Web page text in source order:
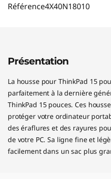
Référence4X40N18010
Présentation
La housse pour ThinkPad 15
parfaitement à la dernière
ThinkPad 15 pouces. Ces
protéger votre ordinateur
des éraflures et des rayures
de votre PC. Sa ligne fine et
facilement dans un sac plus